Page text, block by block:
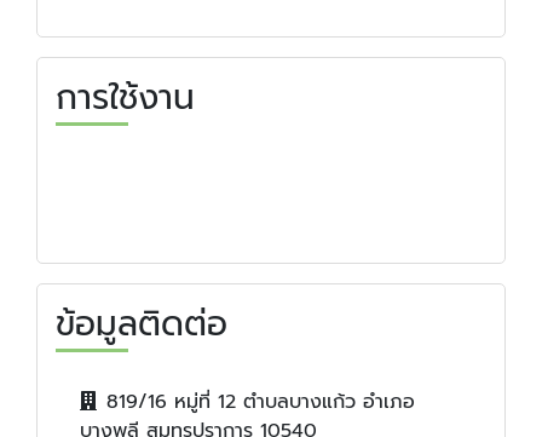
การใช้งาน
ข้อมูลติดต่อ
819/16 หมู่ที่ 12 ตำบลบางแก้ว อำเภอ